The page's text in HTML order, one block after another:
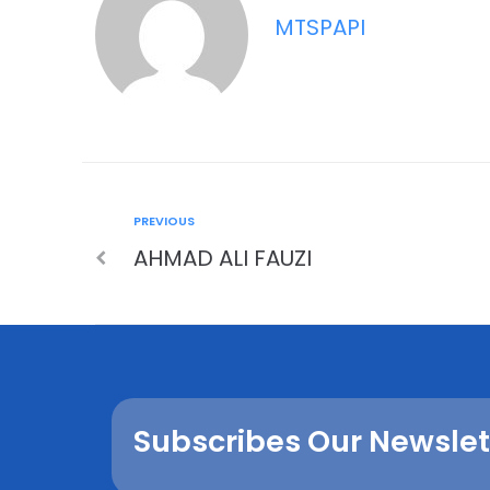
MTSPAPI
PREVIOUS
AHMAD ALI FAUZI
Subscribes Our